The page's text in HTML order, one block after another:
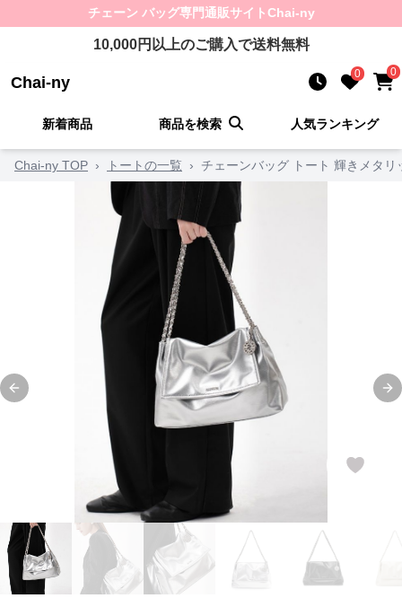
チェーン バッグ専門通販サイトChai-ny
10,000円以上のご購入で送料無料
Chai-ny 0 0
新着商品 商品を検索 人気ランキング
Chai-ny TOP › トートの一覧 › チェーンバッグ トート 輝きメタリ
Previous slide